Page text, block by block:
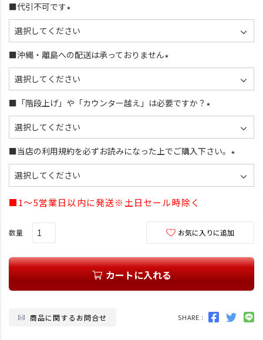
)
■代引不可です
(
必
須
)
■沖縄・離島への配送は承っておりません
須
)
■「階段上げ」や「カウンター越え」は必要ですか？
須
)
■当店の利用規約を必ずお読みになった上でご購入下さい。
■1～5営業日以内に発送※土日セール時除く
お気に入りに追加
カートに入れる
商品に関するお問合せ SHARE :